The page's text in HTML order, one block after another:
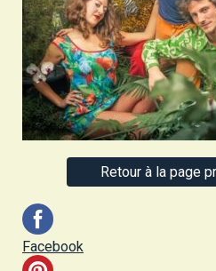
Retour à la page
Facebook